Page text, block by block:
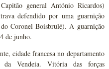
general António Ricardos)
defendido por uma guarnição
Coronel Boisbrulé). A guarnição
de junho.
cidade francesa no departamento
Vendeia. Vitória das forças